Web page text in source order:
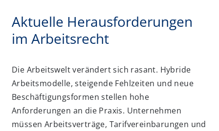
Aktuelle Herausforderungen
im Arbeitsrecht
Die Arbeitswelt verändert sich rasant. Hybride
Arbeitsmodelle, steigende Fehlzeiten und neue
Beschäftigungsformen stellen hohe
Anforderungen an die Praxis. Unternehmen
müssen Arbeitsverträge, Tarifvereinbarungen und